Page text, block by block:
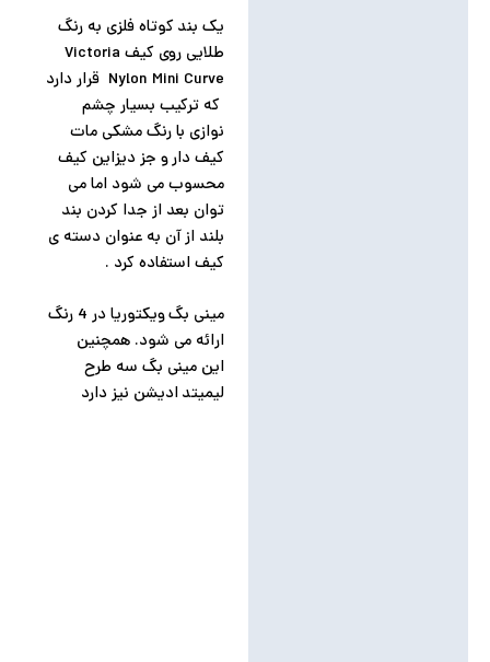
یک بند کوتاه فلزی به رنگ
طلایی روی کیف Victoria
Nylon Mini Curve قرار دارد
که ترکیب بسیار چشم
نوازی با رنگ مشکی مات
کیف دار و جز دیزاین کیف
محسوب می شود اما می
توان بعد از جدا کردن بند
بلند از آن به عنوان دسته ی
کیف استفاده کرد .
مینی بگ ویکتوریا در 4 رنگ
ارائه می شود. همچنین
این مینی بگ سه طرح
لیمیتد ادیشن نیز دارد